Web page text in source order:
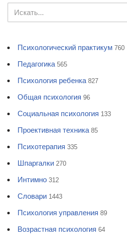
Психологический практикум 760
Педагогика 565
Психология ребенка 827
Общая психология 96
Социальная психология 133
Проективная техника 85
Психотерапия 335
Шпаргалки 270
Интимно 312
Словари 1443
Психология управления 89
Возрастная психология 64